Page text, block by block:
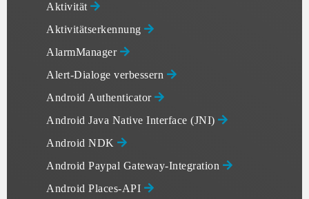
Aktivität
Aktivitätserkennung
AlarmManager
Alert-Dialoge verbessern
Android Authenticator
Android Java Native Interface (JNI)
Android NDK
Android Paypal Gateway-Integration
Android Places-API